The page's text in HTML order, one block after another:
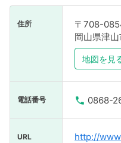
住所
〒708-
岡山県津
地図を見
電話番号 0868-
URL http://